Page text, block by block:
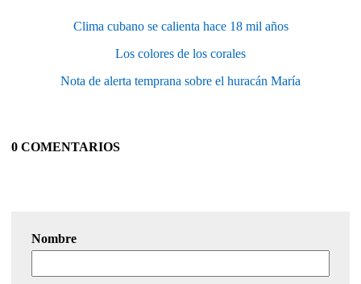
Clima cubano se calienta hace 18 mil años
Los colores de los corales
Nota de alerta temprana sobre el huracán María
0 COMENTARIOS
Nombre